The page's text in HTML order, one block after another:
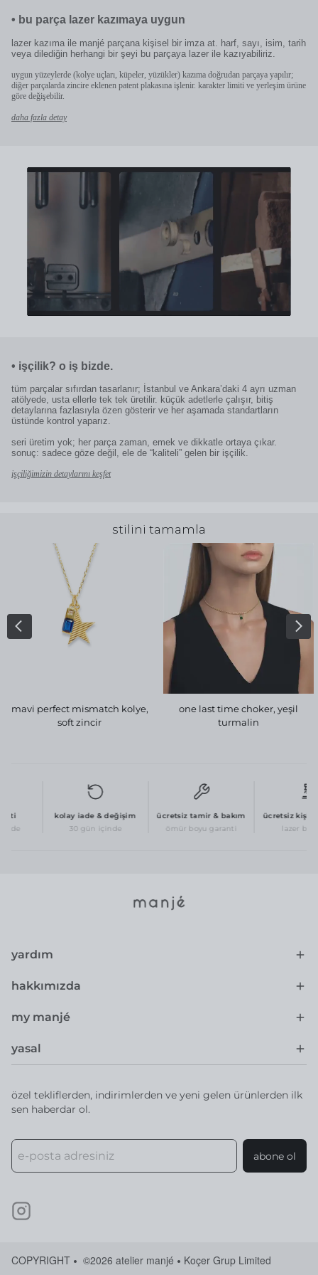
• bu parça lazer kazımaya uygun
lazer kazıma ile manjé parçana kişisel bir imza at. harf, sayı, isim, tarih
veya dilediğin herhangi bir şeyi bu parçaya lazer ile kazıyabiliriz.
uygun yüzeylerde (kolye uçları, küpeler, yüzükler) kazıma doğrudan parçaya yapılır;
diğer parçalarda zincire eklenen patent plakasına işlenir. karakter limiti ve yerleşim ürüne
göre değişebilir.
daha fazla detay
• işçilik? o iş bizde.
tüm parçalar sıfırdan tasarlanır; İstanbul ve Ankara’daki 4 ayrı uzman
atölyede, usta ellerle tek tek üretilir. küçük adetlerle çalışır, bitiş
detaylarına fazlasıyla özen gösterir ve her aşamada standartların
üstünde kontrol yaparız.
seri üretim yok; her parça zaman, emek ve dikkatle ortaya çıkar.
sonuç: sadece göze değil, ele de “kaliteli” gelen bir işçilik.
işçiliğimizin detaylarını keşfet
stilini tamamla
mavi perfect mismatch kolye,
soft zincir
one last time choker, yeşil
turmalin
kolay iade & değişim
30 gün içinde
ücretsiz tamir & bakım
ömür boyu garanti
ücretsiz
lazer baskı
yardım
hakkımızda
my manjé
yasal
özel tekliflerden, indirimlerden ve yeni gelen ürünlerden ilk
sen haberdar ol.
abone ol
COPYRIGHT • ©2026 atelier manjé • Koçer Grup Limited